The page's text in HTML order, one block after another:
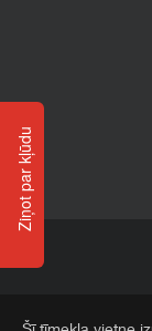
Ziņot par kļūdu